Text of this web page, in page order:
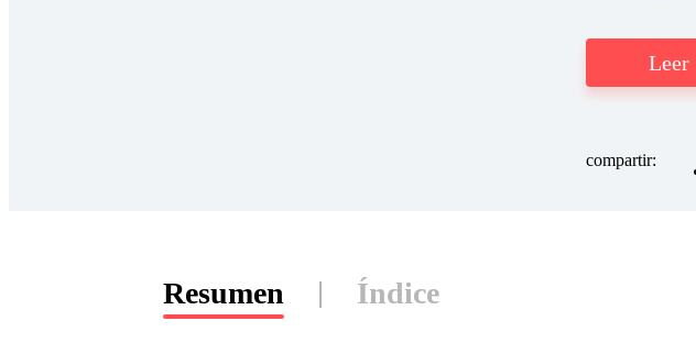
Leer
compartir:
Resumen Índice